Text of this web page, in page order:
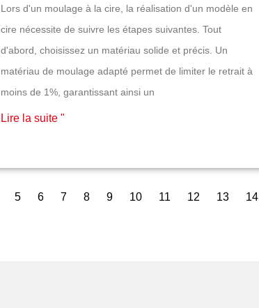
Lors d'un moulage à la cire, la réalisation d'un modèle en
cire nécessite de suivre les étapes suivantes. Tout
d'abord, choisissez un matériau solide et précis. Un
matériau de moulage adapté permet de limiter le retrait à
moins de 1%, garantissant ainsi un
Lire la suite "
5 6 7 8 9 10 11 12 13 14